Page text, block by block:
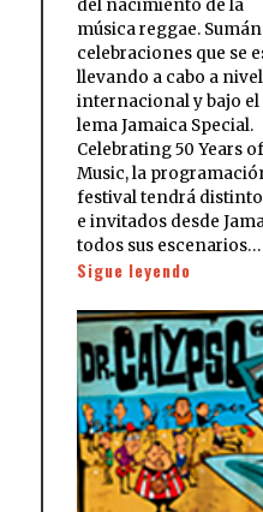
del nacimiento de la
música reggae.
celebraciones que se
llevando a cabo a nivel
internacional y bajo el
lema Jamaica Special.
Celebrating 50 Years
Music, la
festival tendrá
e invitados desde
todos sus escenarios…
Sigue leyendo